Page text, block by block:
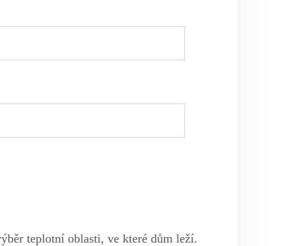
teplotní oblasti, ve které dům leží.